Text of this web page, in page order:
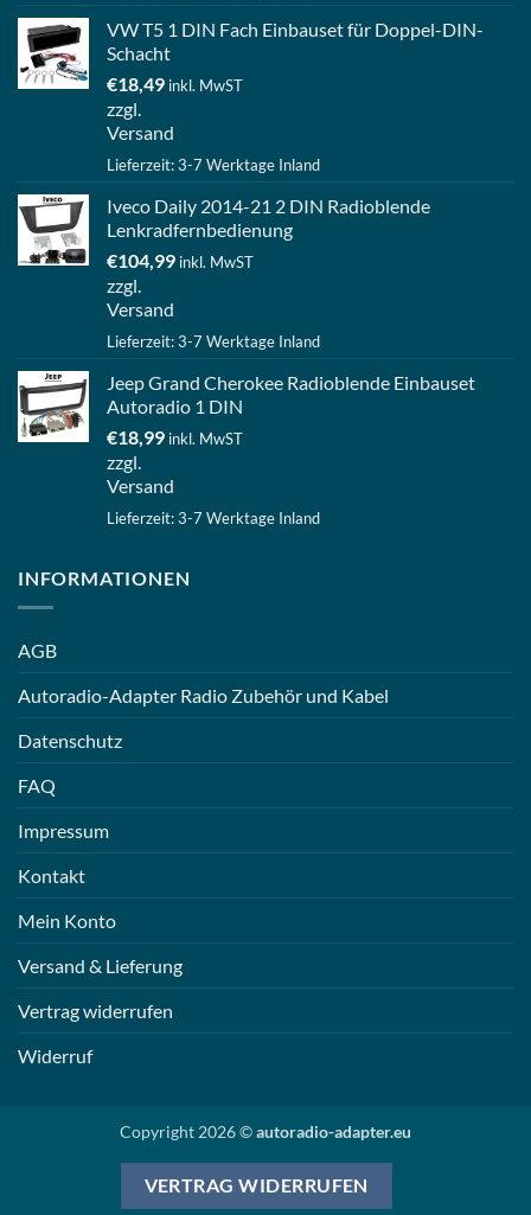
VW T5 1 DIN Fach Einbauset für Doppel-DIN-
Schacht
€18,49 inkl. MwST
zzgl.
Versand
Lieferzeit: 3-7 Werktage Inland
Iveco Daily 2014-21 2 DIN Radioblende
Lenkradfernbedienung
€104,99 inkl. MwST
zzgl.
Versand
Lieferzeit: 3-7 Werktage Inland
Jeep Grand Cherokee Radioblende Einbauset
Autoradio 1 DIN
€18,99 inkl. MwST
zzgl.
Versand
Lieferzeit: 3-7 Werktage Inland
INFORMATIONEN
AGB
Autoradio-Adapter Radio Zubehör und Kabel
Datenschutz
FAQ
Impressum
Kontakt
Mein Konto
Versand & Lieferung
Vertrag widerrufen
Widerruf
Copyright 2026 ©autoradio-adapter.eu
VERTRAG WIDERRUFEN